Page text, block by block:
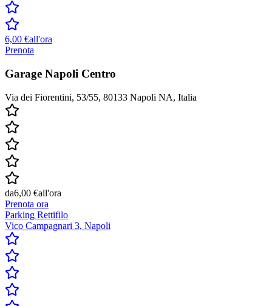
6,00 €all'ora
Prenota
Garage Napoli Centro
Via dei Fiorentini, 53/55, 80133 Napoli NA, Italia
da6,00 €all'ora
Prenota ora
Parking Rettifilo
Vico Campagnari 3, Napoli